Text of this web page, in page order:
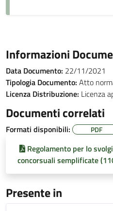
Informazioni
Data Documento: 22/11/2021
Tipologia Documento: Atto
Licenza Distribuzione: Licenza
Documenti correlati
Formati disponibili: PDF
Regolamento per lo
concorsuali semplificate
Presente in